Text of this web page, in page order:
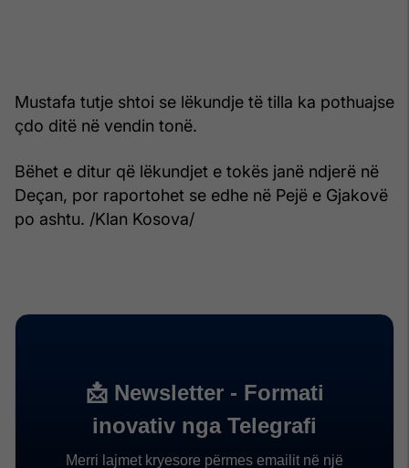
Mustafa tutje shtoi se lëkundje të tilla ka pothuajse
çdo ditë në vendin tonë.
Bëhet e ditur që lëkundjet e tokës janë ndjerë në
Deçan, por raportohet se edhe në Pejë e Gjakovë
po ashtu. /Klan Kosova/